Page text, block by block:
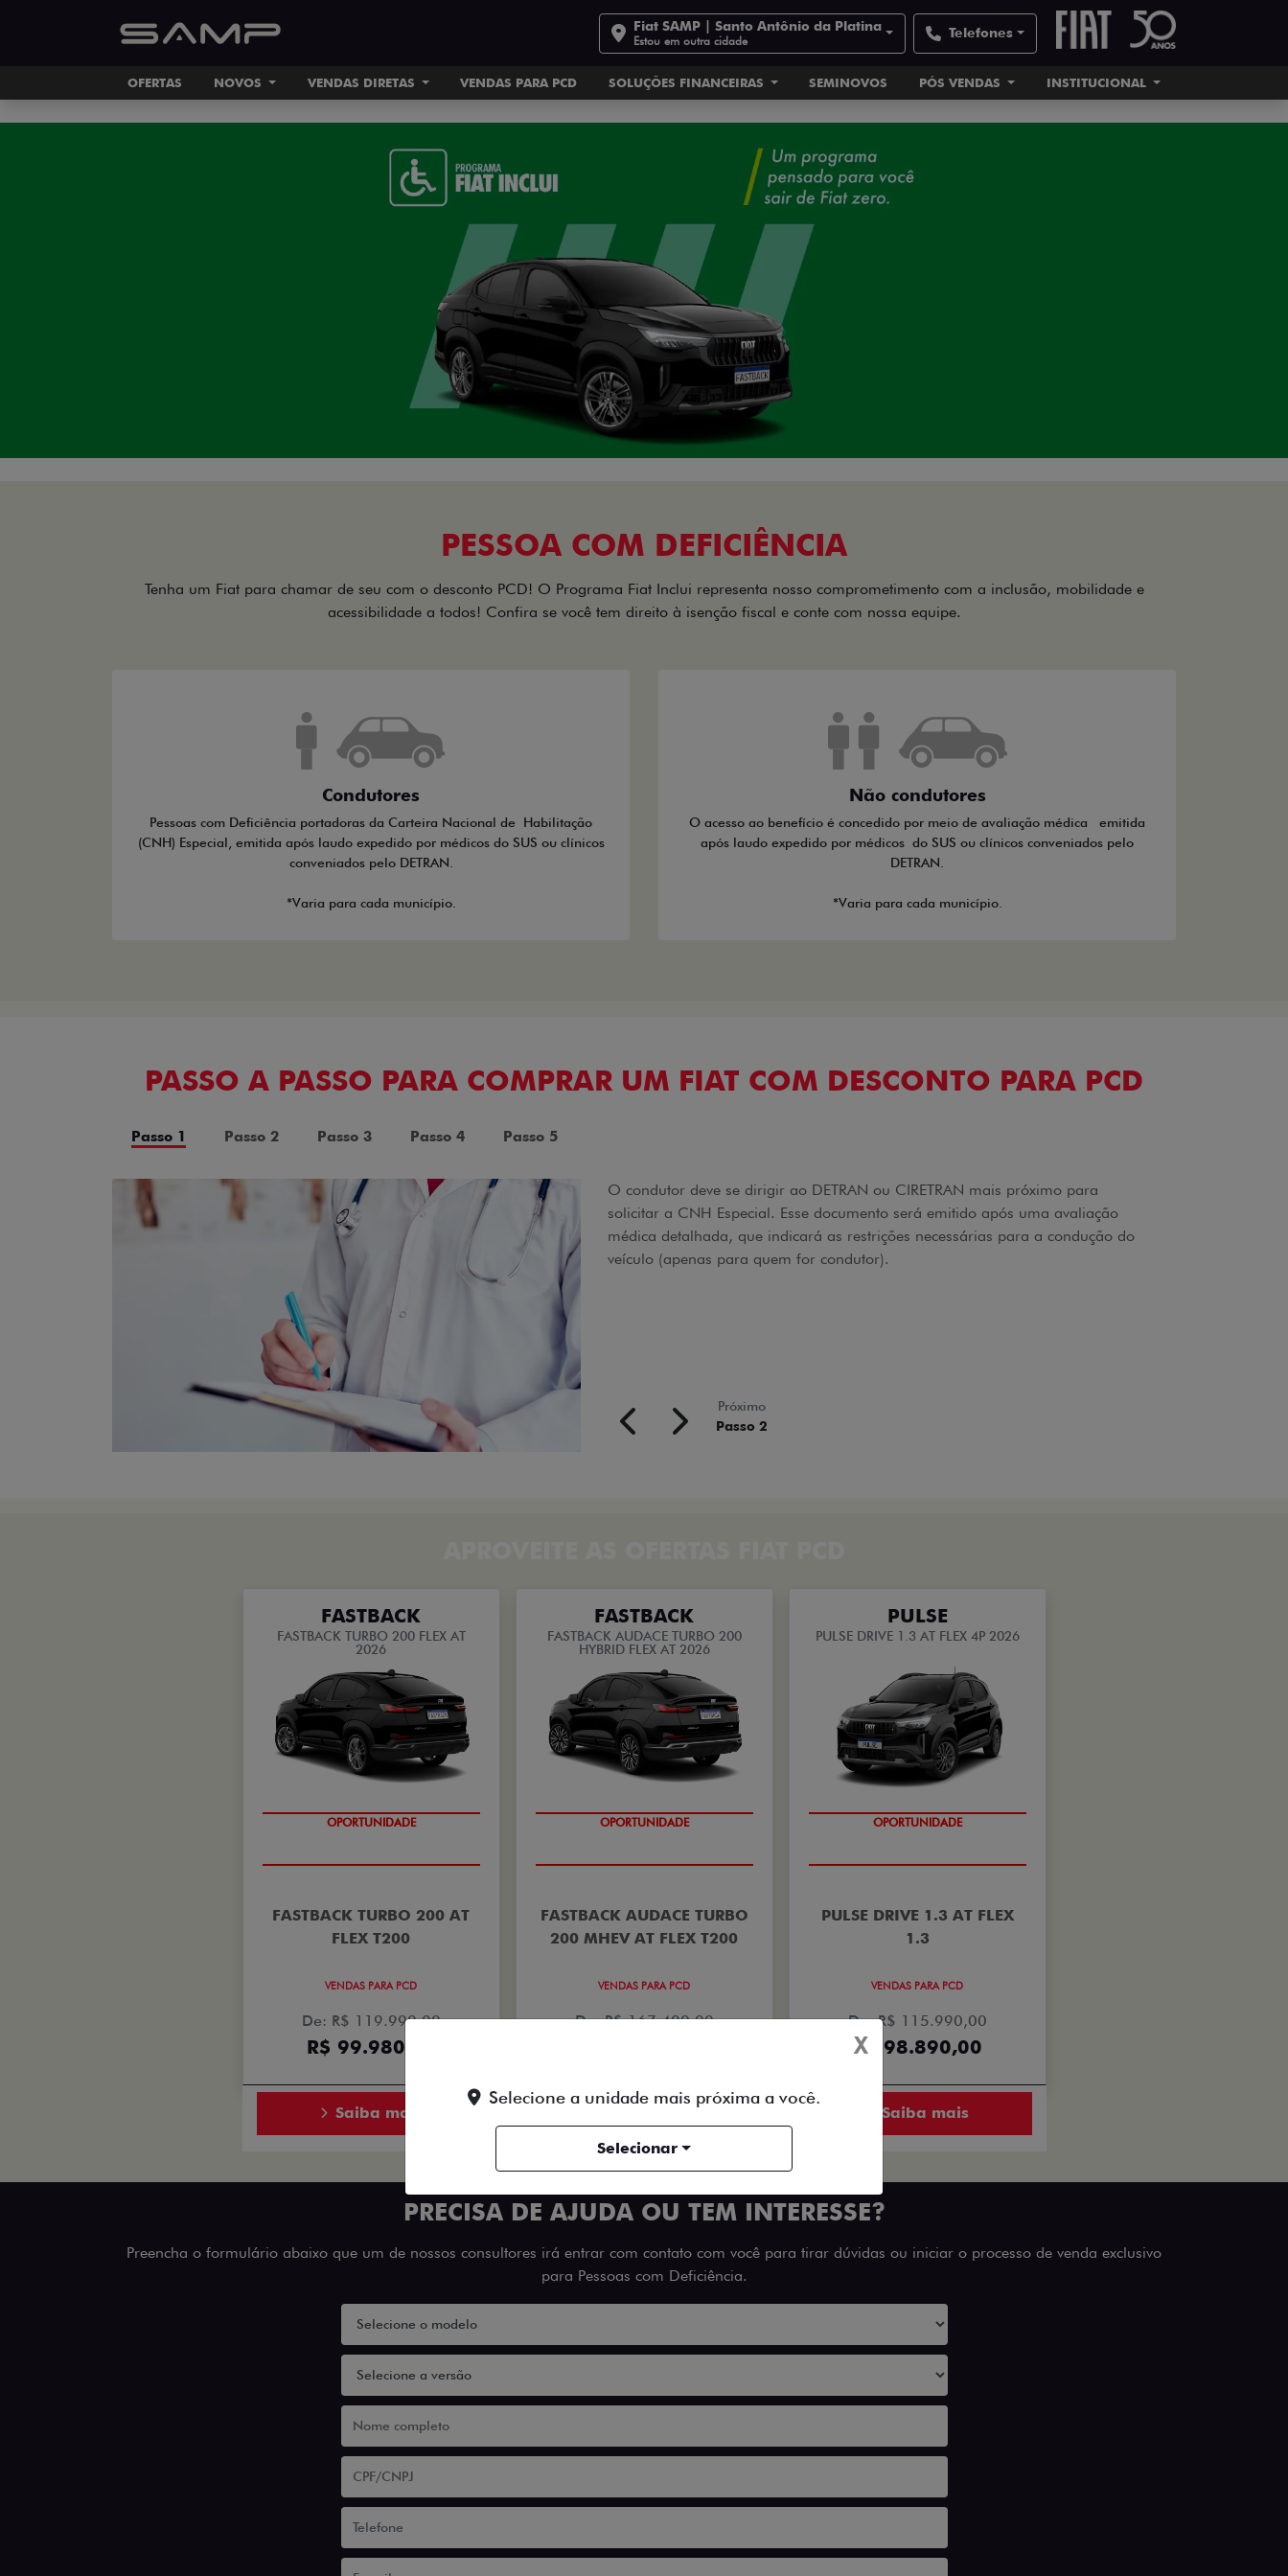
Fiat SAMP | Santo Antônio da Platina
Estou em outra cidade Telefones
OFERTAS NOVOS VENDAS DIRETAS VENDAS PARA PCD SOLUÇÕES FINANCEIRAS SEMINOVOS PÓS VENDAS INSTITUCIONAL
PESSOA COM DEFICIÊNCIA
Tenha um Fiat para chamar de seu com o desconto PCD! O Programa Fiat Inclui representa nosso comprometimento com a inclusão, mobilidade e
acessibilidade a todos! Confira se você tem direito à isenção fiscal e conte com nossa equipe.
Condutores
Pessoas com Deficiência portadoras da Carteira Nacional de Habilitação
(CNH) Especial, emitida após laudo expedido por médicos do SUS ou clínicos
conveniados pelo DETRAN.
*Varia para cada município.
Não condutores
O acesso ao benefício é concedido por meio de avaliação médica emitida
após laudo expedido por médicos do SUS ou clínicos conveniados pelo
DETRAN.
*Varia para cada município.
PASSO A PASSO PARA COMPRAR UM FIAT COM DESCONTO PARA PCD
Passo 1 Passo 2 Passo 3 Passo 4 Passo 5
O condutor deve se dirigir ao DETRAN ou CIRETRAN mais próximo para
solicitar a CNH Especial. Esse documento será emitido após uma avaliação
médica detalhada, que indicará as restrições necessárias para a condução do
veículo (apenas para quem for condutor).
Próximo
Passo 2
FASTBACK
FASTBACK TURBO 200 FLEX AT
2026
OPORTUNIDADE
FASTBACK TURBO 200 AT
FLEX T200
VENDAS PARA PCD
De: R$ 119.990,00
R$ 99.980,00
Saiba mais
FASTBACK
FASTBACK AUDACE TURBO 200
HYBRID FLEX AT 2026
OPORTUNIDADE
FASTBACK AUDACE TURBO
200 MHEV AT FLEX T200
VENDAS PARA PCD
De: R$ 167.490,00
PULSE
PULSE DRIVE 1.3 AT FLEX 4P 2026
OPORTUNIDADE
PULSE DRIVE 1.3 AT FLEX
1.3
VENDAS PARA PCD
De: R$ 115.990,00
R$ 98.890,00
Saiba mais
PRECISA DE AJUDA OU TEM INTERESSE?
Preencha o formulário abaixo que um de nossos consultores irá entrar com contato com você para tirar dúvidas ou iniciar o processo de venda exclusivo
para Pessoas com Deficiência.
X
Selecione a unidade mais próxima a você.
Selecionar